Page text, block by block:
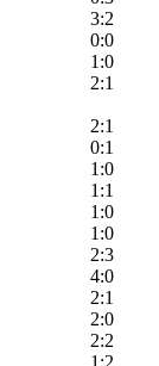
3:2
0:0
1:0
2:1
2:1
0:1
1:0
1:1
1:0
1:0
2:3
4:0
2:1
2:0
2:2